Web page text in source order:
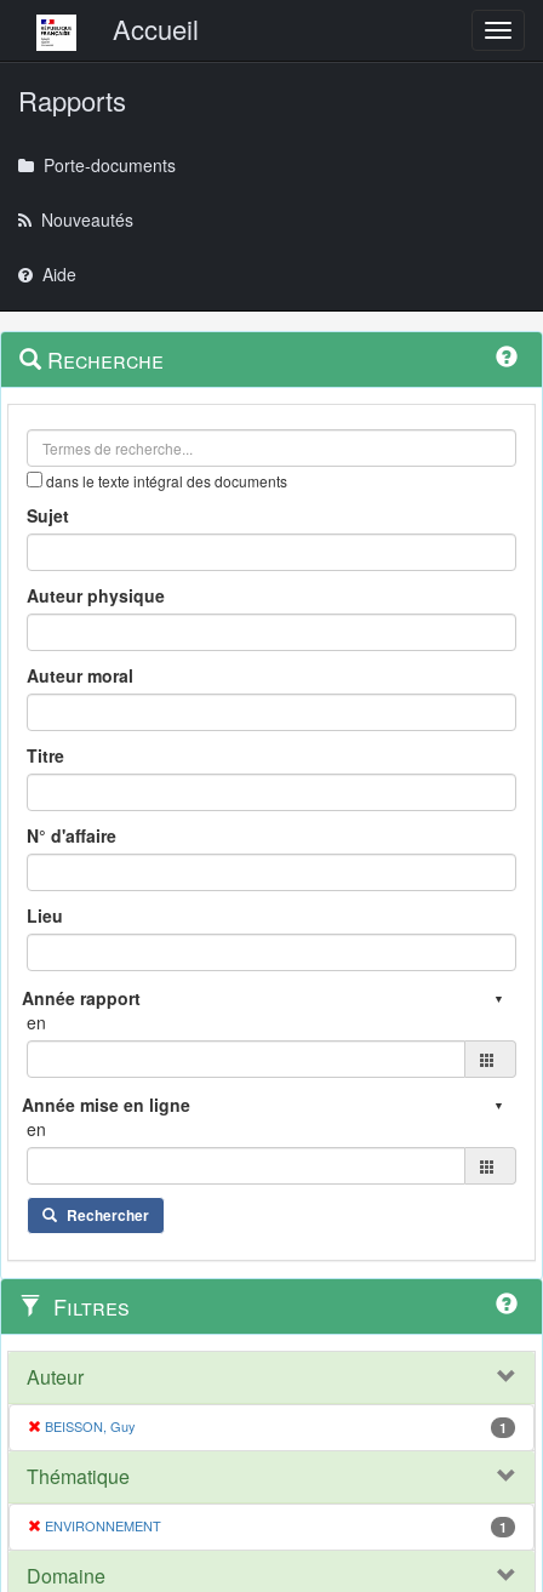
Menu principalAccueil
Rapports
Porte-documents
Nouveautés
Aide
Navigation
outils
Menu
contextuel
Recherche
dans le texte intégral des documents
Sujet
Auteur physique
Auteur moral
Titre
N° d'affaire
Lieu
en
en
Rechercher
Filtres
Auteur
BEISSON, Guy 1
Thématique
ENVIRONNEMENT 1
Domaine